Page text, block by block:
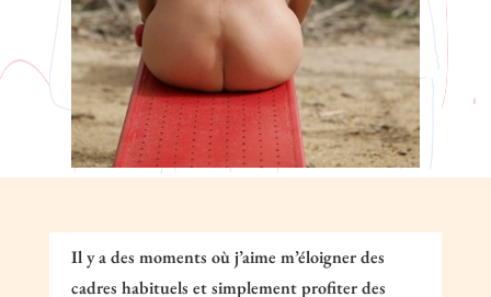
Il y a des moments où j’aime m’éloigner des
cadres habituels et simplement profiter des